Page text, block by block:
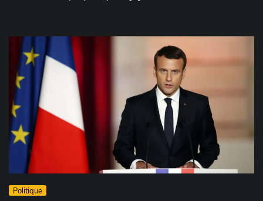
Politique